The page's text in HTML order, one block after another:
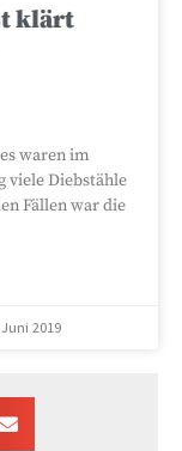
klärt
waren im
viele Diebstähle
Fällen war die
2019